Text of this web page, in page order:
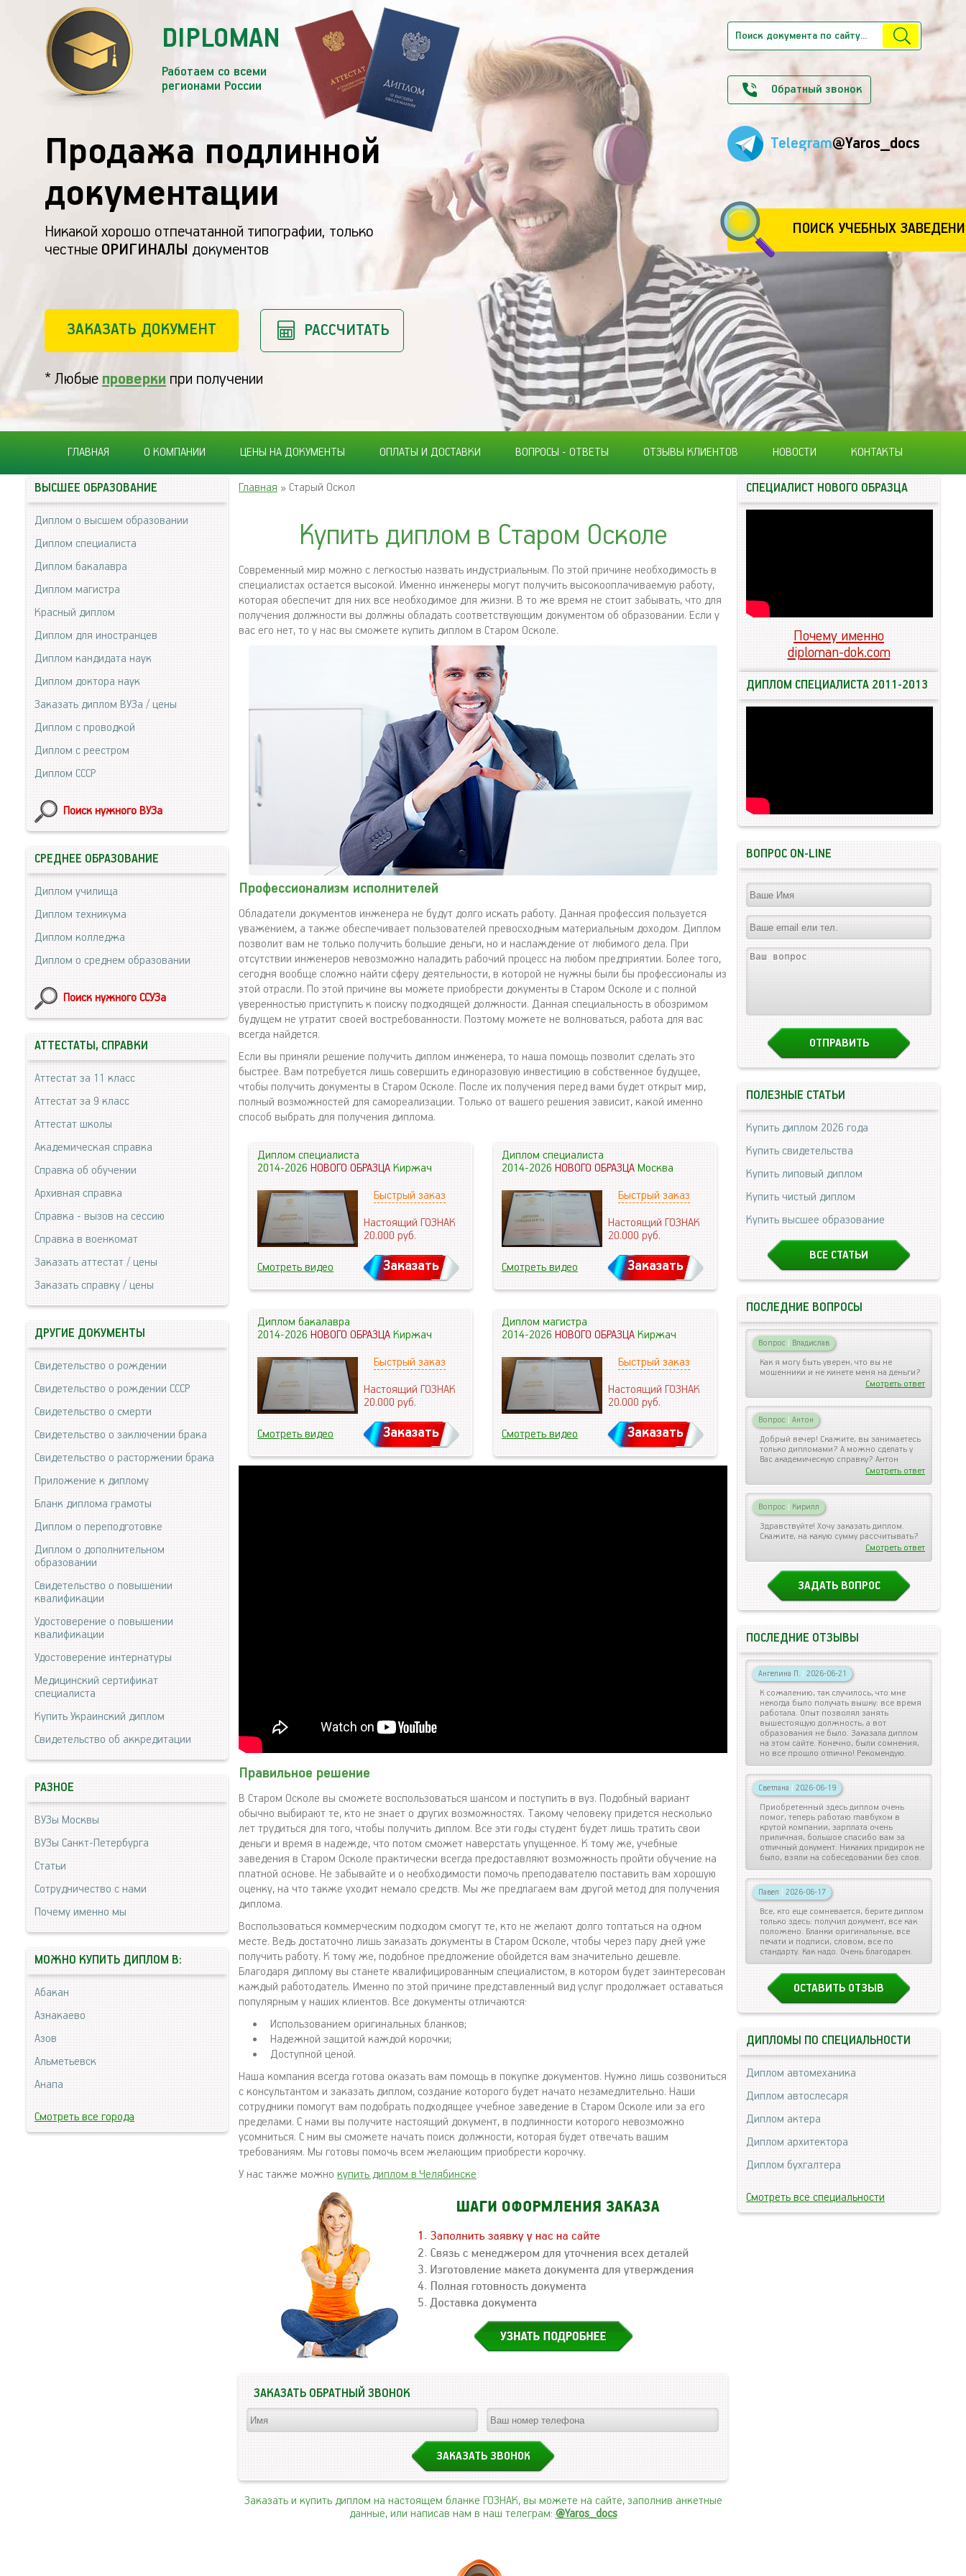
DIPLOMAN
Работаем со всеми
регионами России
Продажа подлинной
документации
Никакой хорошо отпечатанной типографии, только
честные ОРИГИНАЛЫ документов
ЗАКАЗАТЬ ДОКУМЕНТ РАССЧИТАТЬ
* Любые проверки при получении
Обратный звонок
Telegram@Yaros_docs
ПОИСК УЧЕБНЫХ
ГЛАВНАЯ О КОМПАНИИ ЦЕНЫ НА ДОКУМЕНТЫ ОПЛАТЫ И ДОСТАВКИ ВОПРОСЫ - ОТВЕТЫ ОТЗЫВЫ КЛИЕНТОВ НОВОСТИ КОНТАКТЫ
Главная » Старый Оскол
Купить диплом в Старом Осколе
Современный мир можно с легкостью назвать индустриальным. По этой причине необходимость в
специалистах остается высокой. Именно инженеры могут получить высокооплачиваемую работу,
которая обеспечит для них все необходимое для жизни. В то же время не стоит забывать, что для
получения должности вы должны обладать соответствующим документом об образовании. Если у
вас его нет, то у нас вы сможете купить диплом в Старом Осколе.
Профессионализм исполнителей
Обладатели документов инженера не будут долго искать работу. Данная профессия пользуется
уважением, а также обеспечивает пользователей превосходным материальным доходом. Диплом
позволит вам не только получить большие деньги, но и наслаждение от любимого дела. При
отсутствии инженеров невозможно наладить рабочий процесс на любом предприятии. Более того,
сегодня вообще сложно найти сферу деятельности, в которой не нужны были бы профессионалы из
этой отрасли. По этой причине вы можете приобрести документы в Старом Осколе и с полной
уверенностью приступить к поиску подходящей должности. Данная специальность в обозримом
будущем не утратит своей востребованности. Поэтому можете не волноваться, работа для вас
всегда найдется.
Если вы приняли решение получить диплом инженера, то наша помощь позволит сделать это
быстрее. Вам потребуется лишь совершить единоразовую инвестицию в собственное будущее,
чтобы получить документы в Старом Осколе. После их получения перед вами будет открыт мир,
полный возможностей для самореализации. Только от вашего решения зависит, какой именно
способ выбрать для получения диплома.
Диплом специалиста
2014-2026НОВОГО ОБРАЗЦАКиржач
Быстрый заказ
Настоящий ГОЗНАК
20.000руб.
Смотреть видео Заказать
Диплом специалиста
2014-2026НОВОГО ОБРАЗЦАМосква
Быстрый заказ
Настоящий ГОЗНАК
20.000руб.
Смотреть видео Заказать
Диплом бакалавра
2014-2026НОВОГО ОБРАЗЦАКиржач
Быстрый заказ
Настоящий ГОЗНАК
20.000руб.
Смотреть видео Заказать
Диплом магистра
2014-2026НОВОГО ОБРАЗЦАКиржач
Быстрый заказ
Настоящий ГОЗНАК
20.000руб.
Смотреть видео Заказать
Правильное решение
В Старом Осколе вы сможете воспользоваться шансом и поступить в вуз. Подобный вариант
обычно выбирают те, кто не знает о других возможностях. Такому человеку придется несколько
лет трудиться для того, чтобы получить диплом. Все эти годы студент будет лишь тратить свои
деньги и время в надежде, что потом сможет наверстать упущенное. К тому же, учебные
заведения в Старом Осколе практически всегда предоставляют возможность пройти обучение на
платной основе. Не забывайте и о необходимости помочь преподавателю поставить вам хорошую
оценку, на что также уходит немало средств. Мы же предлагаем вам другой метод для получения
диплома.
Воспользоваться коммерческим подходом смогут те, кто не желают долго топтаться на одном
месте. Ведь достаточно лишь заказать документы в Старом Осколе, чтобы через пару дней уже
получить работу. К тому же, подобное предложение обойдется вам значительно дешевле.
Благодаря диплому вы станете квалифицированным специалистом, в котором будет заинтересован
каждый работодатель. Именно по этой причине представленный вид услуг продолжает оставаться
популярным у наших клиентов. Все документы отличаются:
Использованием оригинальных бланков;
Надежной защитой каждой корочки;
Доступной ценой.
Наша компания всегда готова оказать вам помощь в покупке документов. Нужно лишь созвониться
с консультантом и заказать диплом, создание которого будет начато незамедлительно. Наши
сотрудники помогут вам подобрать подходящее учебное заведение в Старом Осколе или за его
пределами. С нами вы получите настоящий документ, в подлинности которого невозможно
усомниться. С ним вы сможете начать поиск должности, которая будет отвечать вашим
требованиям. Мы готовы помочь всем желающим приобрести корочку.
У нас также можно купить диплом в Челябинске
ЗАКАЗАТЬ ОБРАТНЫЙ ЗВОНОК
Заказать и купить диплом на настоящем бланке ГОЗНАК, вы можете на сайте, заполнив анкетные
данные, или написав нам в наш телеграм: @Yaros_docs
ВЫСШЕЕ ОБРАЗОВАНИЕ
Диплом о высшем образовании
Диплом специалиста
Диплом бакалавра
Диплом магистра
Красный диплом
Диплом для иностранцев
Диплом кандидата наук
Диплом доктора наук
Заказать диплом ВУЗа / цены
Диплом с проводкой
Диплом с реестром
Диплом СССР
Поиск нужного ВУЗа
СРЕДНЕЕ ОБРАЗОВАНИЕ
Диплом училища
Диплом техникума
Диплом колледжа
Диплом о среднем образовании
Поиск нужного ССУЗа
АТТЕСТАТЫ, СПРАВКИ
Аттестат за 11 класс
Аттестат за 9 класс
Аттестат школы
Академическая справка
Справка об обучении
Архивная справка
Справка - вызов на сессию
Справка в военкомат
Заказать аттестат / цены
Заказать справку / цены
ДРУГИЕ ДОКУМЕНТЫ
Свидетельство о рождении
Свидетельство о рождении СССР
Свидетельство о смерти
Свидетельство о заключении брака
Свидетельство о расторжении брака
Приложение к диплому
Бланк диплома грамоты
Диплом о переподготовке
Диплом о дополнительном
образовании
Свидетельство о повышении
квалификации
Удостоверение о повышении
квалификации
Удостоверение интернатуры
Медицинский сертификат
специалиста
Купить Украинский диплом
Свидетельство об аккредитации
РАЗНОЕ
ВУЗы Москвы
ВУЗы Санкт-Петербурга
Статьи
Сотрудничество с нами
Почему именно мы
МОЖНО КУПИТЬ ДИПЛОМ В:
Абакан
Азнакаево
Азов
Альметьевск
Анапа
Смотреть все города
СПЕЦИАЛИСТ НОВОГО ОБРАЗЦА
Почему именно
diploman-dok.com
ДИПЛОМ СПЕЦИАЛИСТА 2011-2013
ВОПРОС ON-LINE
ПОЛЕЗНЫЕ СТАТЬИ
Купить диплом 2026 года
Купить свидетельства
Купить липовый диплом
Купить чистый диплом
Купить высшее образование
ВСЕ СТАТЬИ
ПОСЛЕДНИЕ ВОПРОСЫ
Вопрос | Владислав
Как я могу быть уверен, что вы не
мошенники и не кинете меня на деньги?
Смотреть ответ
Вопрос | Антон
Добрый вечер! Скажите, вы занимаетесь
только дипломами? А можно сделать у
Вас академическую справку? Антон
Смотреть ответ
Вопрос | Кирилл
Здравствуйте! Хочу заказать диплом.
Скажите, на какую сумму рассчитывать?
Смотреть ответ
ЗАДАТЬ ВОПРОС
ПОСЛЕДНИЕ ОТЗЫВЫ
Ангелина П. | 2026-06-21
К сожалению, так случилось, что мне
некогда было получать вышку: все время
работала. Опыт позволял занять
вышестоящую должность, а вот
образования не было. Заказала диплом
на этом сайте. Конечно, были сомнения,
но все прошло отлично! Рекомендую.
Светлана | 2026-06-19
Приобретенный здесь диплом очень
помог, теперь работаю главбухом в
крутой компании, зарплата очень
приличная, большое спасибо вам за
отличный документ. Никаких придирок не
было, взяли на собеседовании без слов.
Павел | 2026-06-17
Все, кто еще сомневается, берите диплом
только здесь: получил документ, все как
положено. Бланки оригинальные, все
печати и подписи, словом, все по
стандарту. Как надо. Очень благодарен.
ОСТАВИТЬ ОТЗЫВ
ДИПЛОМЫ ПО СПЕЦИАЛЬНОСТИ
Диплом автомеханика
Диплом автослесаря
Диплом актера
Диплом архитектора
Диплом бухгалтера
Смотреть все специальности